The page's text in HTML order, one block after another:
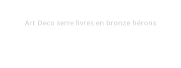
Art Deco serre livres en bronze hérons